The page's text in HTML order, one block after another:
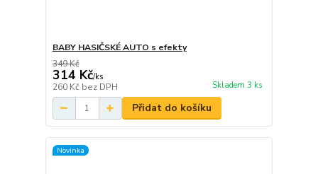
BABY HASIČSKÉ AUTO s efekty
349 Kč
314 Kč/ks
260 Kč bez DPH Skladem 3 ks
Přidat do košíku
Novinka